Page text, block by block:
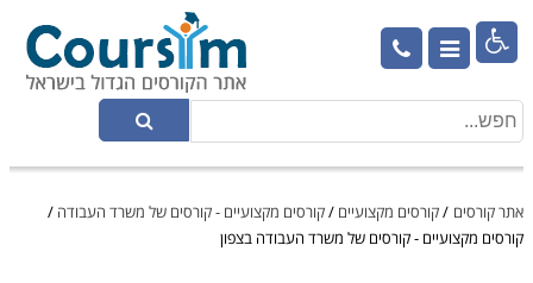

אתר קורסים /קורסים מקצועיים /קורסים מקצועיים - קורסים של משרד העבודה /
קורסים מקצועיים - קורסים של משרד העבודה בצפון